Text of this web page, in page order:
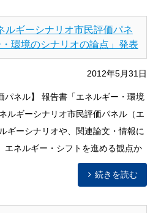
ルギーシナリオ市民評価パネ
環境のシナリオの論点」発表
2012年5月31日
パネル】 報告書「エネルギー・環境
ルギーシナリオ市民評価パネル（エ
ギーシナリオや、関連論文・情報に
エネルギー・シフトを進める観点か
続きを読む